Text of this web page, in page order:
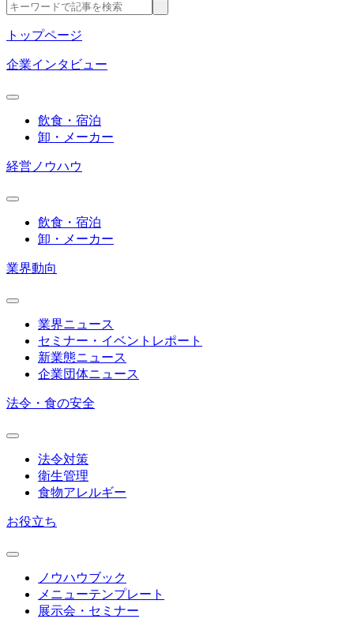
トップページ
企業インタビュー
飲食・宿泊
卸・メーカー
経営ノウハウ
飲食・宿泊
卸・メーカー
業界動向
業界ニュース
セミナー・イベントレポート
新業態ニュース
企業団体ニュース
法令・食の安全
法令対策
衛生管理
食物アレルギー
お役立ち
ノウハウブック
メニューテンプレート
展示会・セミナー